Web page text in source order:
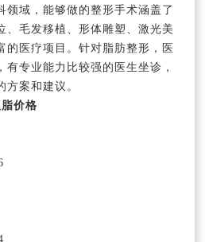
领域，能够做的整形手术涵盖了
、毛发移植、形体雕塑、激光美
的医疗项目。针对脂肪整形，医
有专业能力比较强的医生坐诊，
方案和建议。
价格